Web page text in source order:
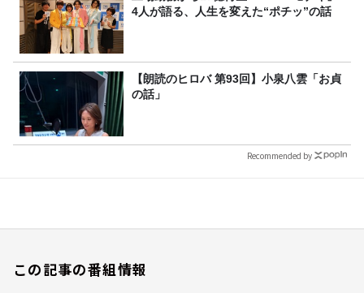
4人が語る、人生を変えた“ポチッ”の話
【朗読のヒロバ 第93回】小泉八雲「お貞
の話」
Recommended by
この記事の番組情報